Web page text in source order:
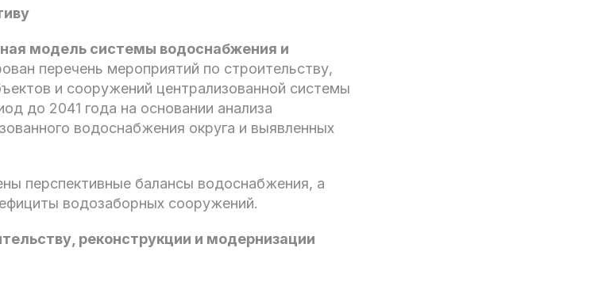
модель системы водоснабжения и
перечень мероприятий по строительству,
и сооружений централизованной системы
до 2041 года на основании анализа
водоснабжения округа и выявленных
перспективные балансы водоснабжения, а
водозаборных сооружений.
реконструкции и модернизации